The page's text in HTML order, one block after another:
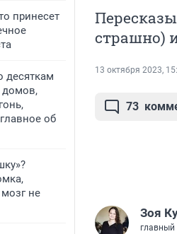
принесет
десяткам
домов,
об
не
страшно)
13 октября 2023,
73
Зоя
главный